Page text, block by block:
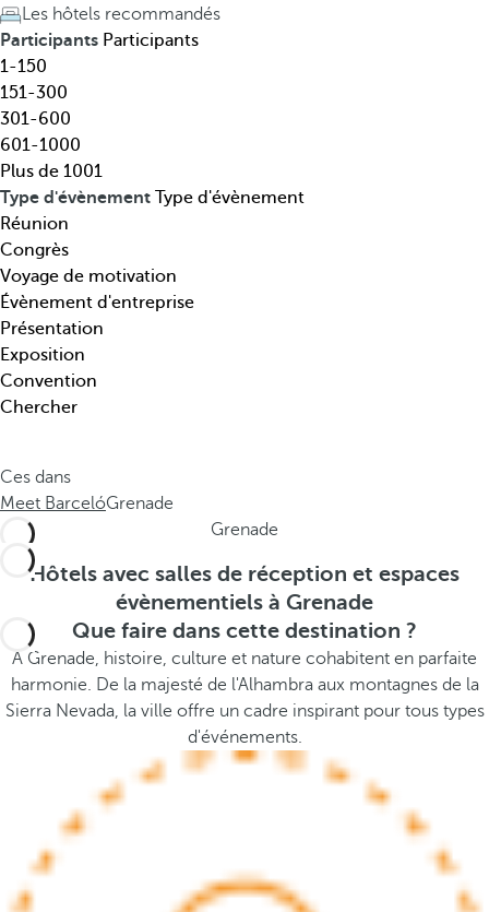
n
a
t
i
o
n
,
t
h
é
m
a
t
i
q
u
.
.
d
o
w
n
a
r
r
o
w
k
e
y
o
p
e
n
h
e
n
d
o
Les hôtels recommandés
Participants Participants
1-150
151-300
301-600
601-1000
Plus de 1001
Type d'évènement Type d'évènement
Réunion
Congrès
Voyage de motivation
Évènement d'entreprise
Présentation
Exposition
Convention
Chercher
Ces dans
Meet BarcelóGrenade
Grenade
Hôtels avec salles de réception et espaces
évènementiels à Grenade
Que faire dans cette destination ?
À Grenade, histoire, culture et nature cohabitent en parfaite
harmonie. De la majesté de l'Alhambra aux montagnes de la
Sierra Nevada, la ville offre un cadre inspirant pour tous types
d'événements.